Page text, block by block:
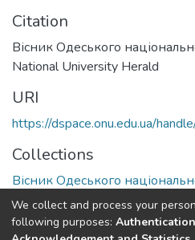
Citation
Вісник Одеського
National University Herald
URI
https://dspace.onu.edu.ua/
Collections
Вісник Одеського
Full item page
We collect and process your
following purposes: